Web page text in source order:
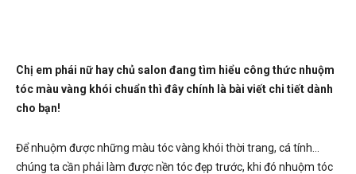
Chị em phái nữ hay chủ salon đang tìm hiểu công thức nhuộm
tóc màu vàng khói chuẩn thì đây chính là bài viết chi tiết dành
cho bạn!
Để nhuộm được những màu tóc vàng khói thời trang, cá tính…
chúng ta cần phải làm được nền tóc đẹp trước, khi đó nhuộm tóc